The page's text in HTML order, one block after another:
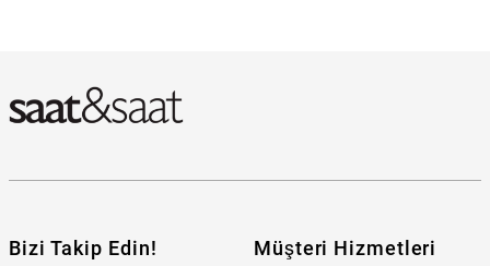
Bizi Takip Edin! Müşteri Hizmetleri